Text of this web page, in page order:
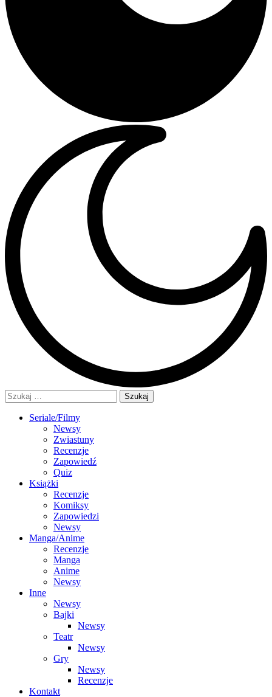
Szukaj:
Seriale/Filmy
Newsy
Zwiastuny
Recenzje
Zapowiedź
Quiz
Książki
Recenzje
Komiksy
Zapowiedzi
Newsy
Manga/Anime
Recenzje
Manga
Anime
Newsy
Inne
Newsy
Bajki
Newsy
Teatr
Newsy
Gry
Newsy
Recenzje
Kontakt